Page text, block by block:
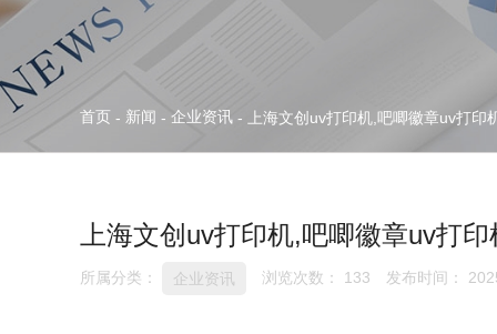
首页 - 新闻 - 企业资讯 - 上海文创uv打印机,吧唧徽章uv打
上海文创uv打印机,吧唧徽章uv打
所属分类： 企业资讯 浏览次数： 133 发布时间：